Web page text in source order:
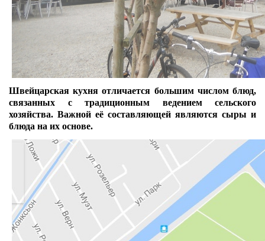
Швейцарская кухня отличается большим числом блюд,
связанных с традиционным ведением сельского
хозяйства. Важной её составляющей являются сыры и
блюда на их основе.